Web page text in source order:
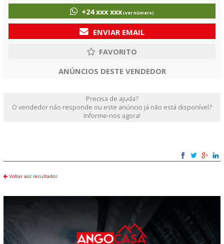
+24 xxx xxx(ver número)
ENVIAR EMAIL
ANÚNCIOS DESTE VENDEDOR
Precisa de ajuda?
O vendedor não responde ou este anúncio já não está disponível?
Informe-nos agora!
Voltar aos resultados